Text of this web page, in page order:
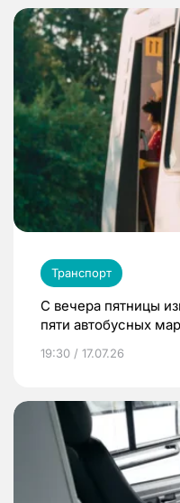
Транспорт
С вечера пятницы
пяти автобусных
19:30 / 17.07.26